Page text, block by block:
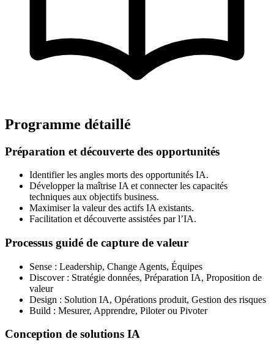
Programme détaillé
Préparation et découverte des opportunités
Identifier les angles morts des opportunités IA.
Développer la maîtrise IA et connecter les capacités
techniques aux objectifs business.
Maximiser la valeur des actifs IA existants.
Facilitation et découverte assistées par l’IA.
Processus guidé de capture de valeur
Sense : Leadership, Change Agents, Équipes
Discover : Stratégie données, Préparation IA, Proposition de
valeur
Design : Solution IA, Opérations produit, Gestion des risques
Build : Mesurer, Apprendre, Piloter ou Pivoter
Conception de solutions IA